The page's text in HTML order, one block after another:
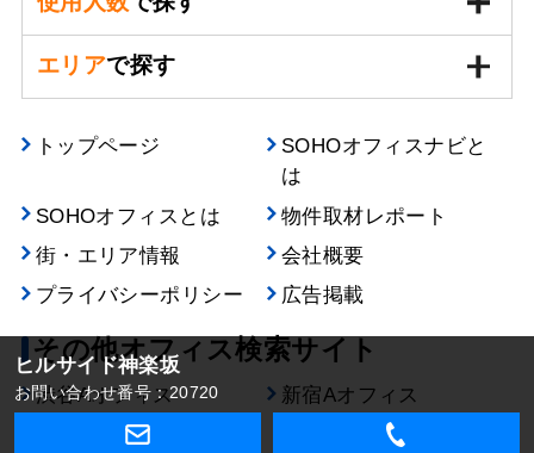
ヒルサイド神楽坂
お問い合わせ番号：20720
エリアで探す
トップページ
SOHOオフィスナビと
は
SOHOオフィスとは
物件取材レポート
街・エリア情報
会社概要
プライバシーポリシー
広告掲載
その他オフィス検索サイト
渋谷Aオフィス 新宿Aオフィス